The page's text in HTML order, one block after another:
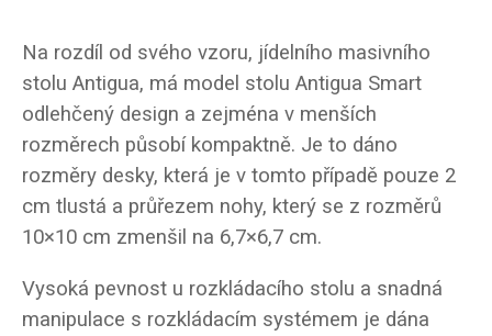
Na rozdíl od svého vzoru, jídelního masivního
stolu Antigua, má model stolu Antigua Smart
odlehčený design a zejména v menších
rozměrech působí kompaktně. Je to dáno
rozměry desky, která je v tomto případě pouze 2
cm tlustá a průřezem nohy, který se z rozměrů
10×10 cm zmenšil na 6,7×6,7 cm.
Vysoká pevnost u rozkládacího stolu a snadná
manipulace s rozkládacím systémem je dána